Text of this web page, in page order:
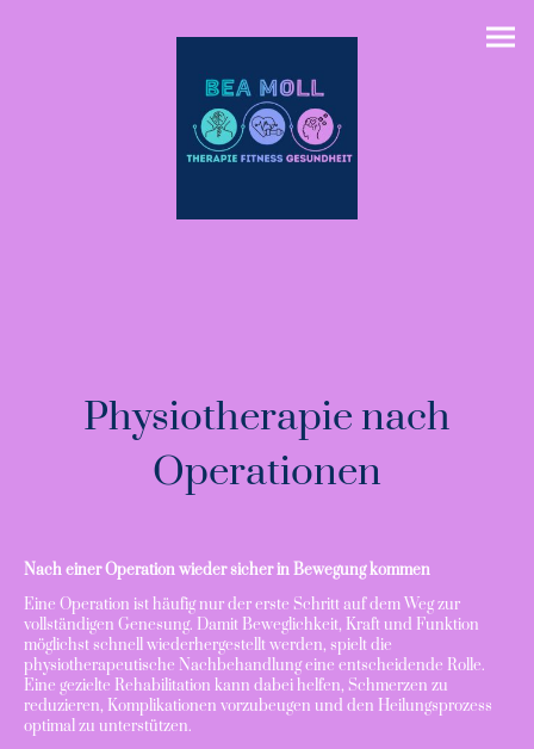
Physiotherapie nach
Operationen
Nach einer Operation wieder sicher in Bewegung kommen
Eine Operation ist häufig nur der erste Schritt auf dem Weg zur
vollständigen Genesung. Damit Beweglichkeit, Kraft und Funktion
möglichst schnell wiederhergestellt werden, spielt die
physiotherapeutische Nachbehandlung eine entscheidende Rolle.
Eine gezielte Rehabilitation kann dabei helfen, Schmerzen zu
reduzieren, Komplikationen vorzubeugen und den Heilungsprozess
optimal zu unterstützen.